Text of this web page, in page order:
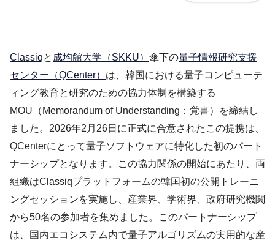
Classiqと 成均館大学（SKKU） 傘下の量子情報研究支援
センター（QCenter） は、韓国における量子コンピューテ
ィング教育と研究のための協力体制を構築する
MOU（Memorandum of Understanding：覚書）を締結し
ました。2026年2月26日に正式に合意されたこの提携は、
QCenterにとって量子ソフトウェアに特化した初のパート
ナーシップとなります。この協力関係の開始にあたり、両
組織はClassiqプラットフォームの韓国初の公開トレーニ
ングセッションを実施し、産業界、学術界、政府研究機関
から50名の参加者を集めました。このパートナーシップ
は、国内エコシステム内で量子アルゴリズムの実用的な産